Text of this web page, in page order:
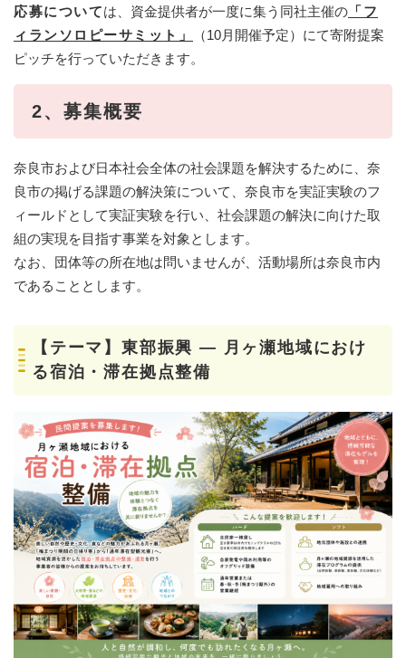
応募については、資金提供者が一度に集う同社主催の 「フ
ィランソロピーサミット」
（10月開催予定）にて寄附提案
ピッチを行っていただきます。
2、募集概要
奈良市および日本社会全体の社会課題を解決するために、奈
良市の掲げる課題の解決策について、奈良市を実証実験のフ
ィールドとして実証実験を行い、社会課題の解決に向けた取
組の実現を目指す事業を対象とします。
なお、団体等の所在地は問いませんが、活動場所は奈良市内
であることとします。
【テーマ】東部振興 ― 月ヶ瀬地域におけ
る宿泊・滞在拠点整備